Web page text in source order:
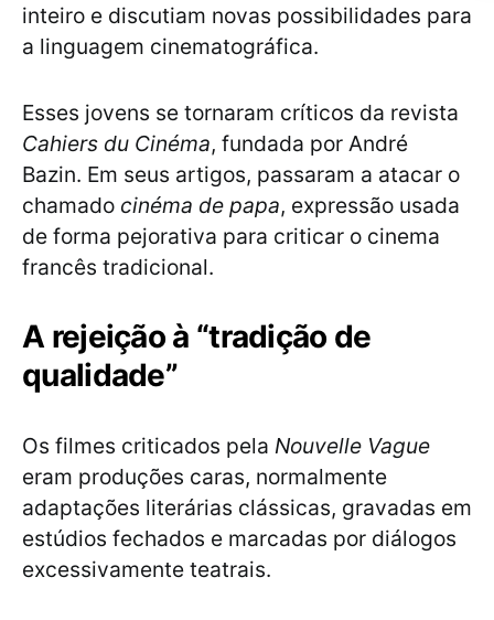
inteiro e discutiam novas possibilidades para
a linguagem cinematográfica.
Esses jovens se tornaram críticos da revista
Cahiers du Cinéma, fundada por André
Bazin. Em seus artigos, passaram a atacar o
chamado cinéma de papa, expressão usada
de forma pejorativa para criticar o cinema
francês tradicional.
A rejeição à “tradição de
qualidade”
Os filmes criticados pela Nouvelle Vague
eram produções caras, normalmente
adaptações literárias clássicas, gravadas em
estúdios fechados e marcadas por diálogos
excessivamente teatrais.